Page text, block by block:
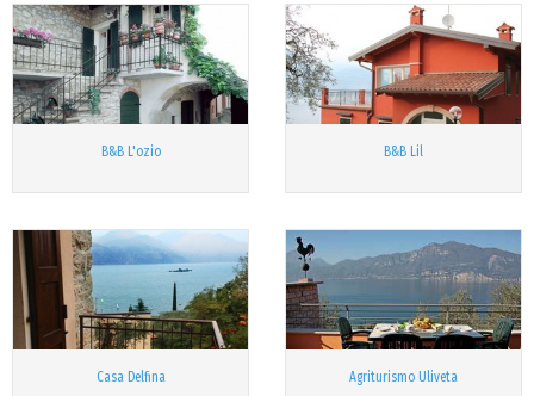
B&B L'ozio B&B Lil
Casa Delfina Agriturismo Uliveta